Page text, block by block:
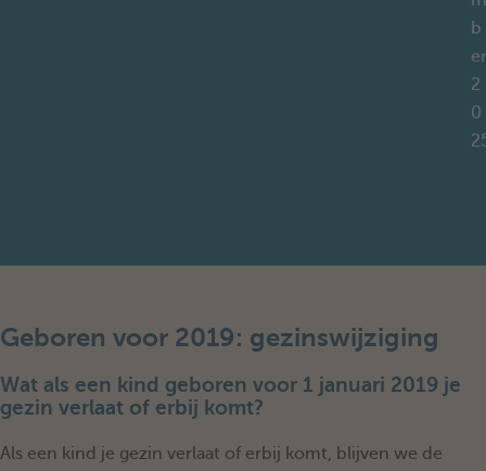
b
er
2
0
Geboren voor 2019: gezinswijziging
Wat als een kind geboren voor 1 januari 2019 je
gezin verlaat of erbij komt?
Als een kind je gezin verlaat of erbij komt, blijven we de